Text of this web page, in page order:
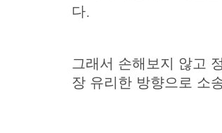
다.
그래서 손해보지 않고
장 유리한 방향으로 소